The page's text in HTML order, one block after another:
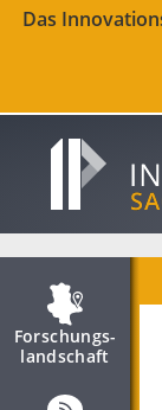
Das
Forschungs­
landschaft